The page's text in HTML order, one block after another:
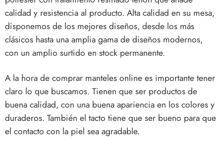
calidad y resistencia al producto. Alta calidad en su mesa,
disponemos de los mejores diseños, desde los más
clásicos hasta una amplia gama de diseños modernos,
con un amplio surtido en stock permanente.
A la hora de comprar manteles online es importante tener
claro lo que buscamos. Tienen que ser productos de
buena calidad, con una buena apariencia en los colores y
duraderos. También el tacto tiene que ser bueno para que
el contacto con la piel sea agradable.